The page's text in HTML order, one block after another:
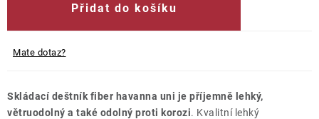
Přidat do košíku
Mate dotaz?
Skládací deštník fiber havanna uni je příjemně lehký,
větruodolný a také odolný proti korozi. Kvalitní lehký